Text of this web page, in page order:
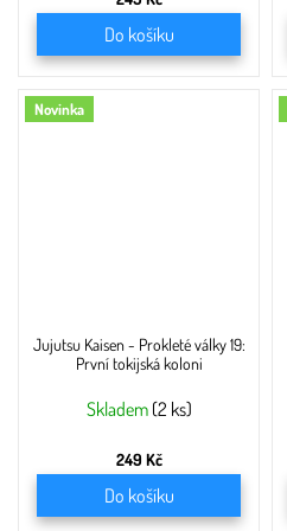
Do košíku
Novinka
Jujutsu Kaisen - Prokleté války 19:
První tokijská koloni
Skladem (2 ks)
249 Kč
Do košíku